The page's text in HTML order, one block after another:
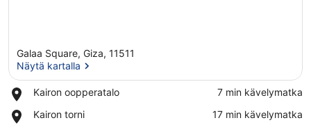
Galaa Square, Giza, 11511
Näytä kartalla
Kairon oopperatalo
Place,
oopperatalo
‪7 min kävelymatka‬
Kairon torni
Place,
‪17 min kävelymatka‬